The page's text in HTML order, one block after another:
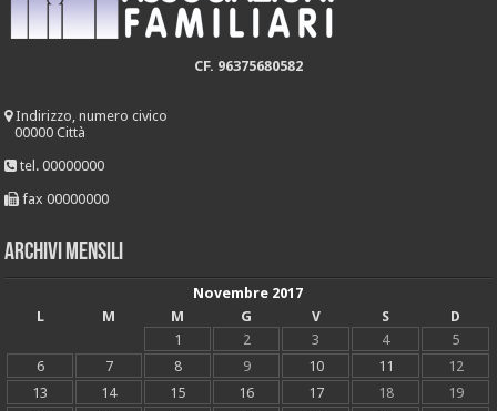
CF. 96375680582
Indirizzo, numero civico
00000 Città
tel. 00000000
fax 00000000
Archivi mensili
Novembre 2017
L
M M G V S
D
1
2 3 4
5
6
7 8 9 10 11
12
13
14 15 16 17 18
19